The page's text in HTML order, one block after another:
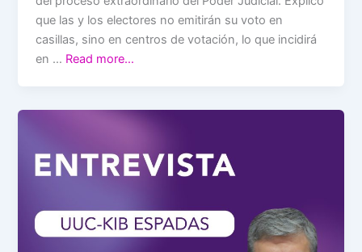
que las y los electores no emitirán su voto en
casillas, sino en centros de votación, lo que incidirá
en … Read more…